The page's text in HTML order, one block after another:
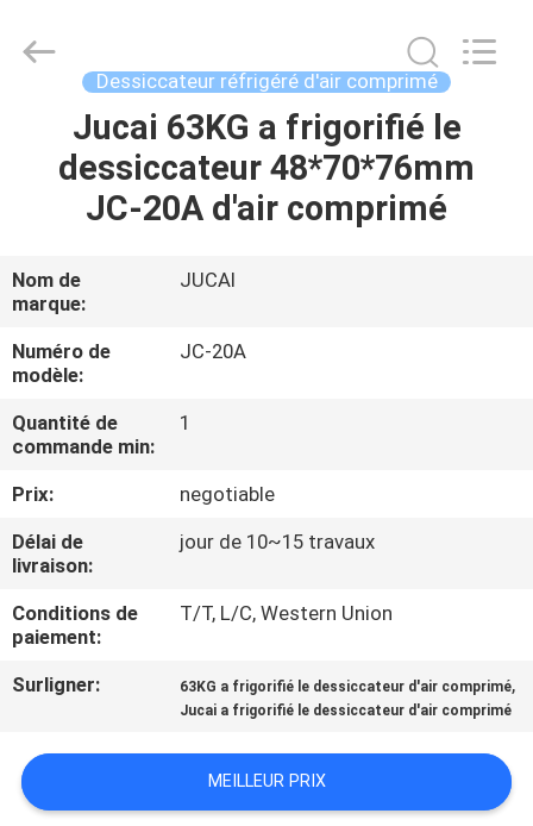
MAISON
PRODUITS
AU
SUJET
DE
VISITE
DE
QUALITÉ
CONTACTEZ-
NOUS
Enterprise
Management
Dessiccateur réfrigéré d'air comprimé
Jucai 63KG a frigorifié le
dessiccateur 48*70*76mm
JC-20A d'air comprimé
Nom de
marque:
JUCAI
Numéro de
modèle:
JC-20A
Quantité de
commande min:
1
Prix:
negotiable
Délai de
livraison:
jour de 10~15 travaux
Conditions de
paiement:
T/T, L/C, Western Union
Surligner: 63KG a frigorifié le dessiccateur d'air comprimé,
Jucai a frigorifié le dessiccateur d'air comprimé
MEILLEUR PRIX